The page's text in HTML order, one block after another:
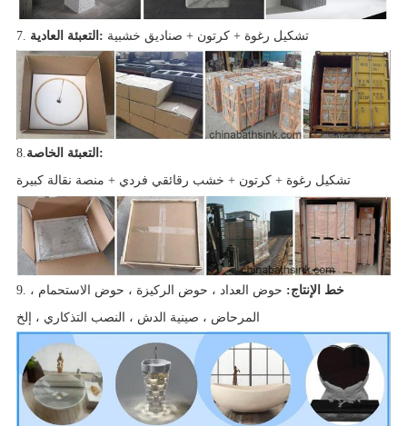
7. التعبئة العادية: تشكيل رغوة + كرتون + صناديق خشبية
8.
التعبئة الخاصة:
تشكيل رغوة + كرتون + خشب رقائقي فردي + منصة نقالة كبيرة
9. خط الإنتاج: حوض العداد ، حوض الركيزة ، حوض الاستحمام ،
المرحاض ، صينية الدش ، النصب التذكاري ، إلخ